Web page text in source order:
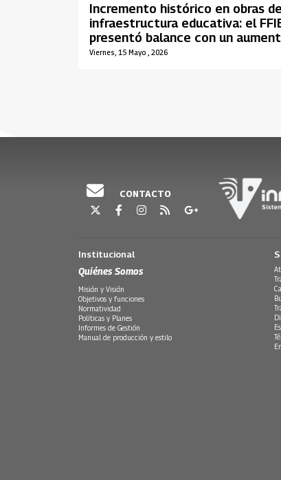
Viernes, 15 Mayo , 2026
Incremento histórico en obras de
infraestructura educativa: el
presentó balance con un
del 64% en el gobierno del
CONTACTO
Institucional
Quiénes Somos
Misión y Visión
Objetivos y funciones
Normatividad
Políticas y Planes
Informes de Gestión
Manual de producción y estilo